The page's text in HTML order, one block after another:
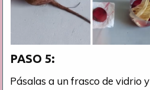
PASO 5:
Pásalas a un frasco de vidrio